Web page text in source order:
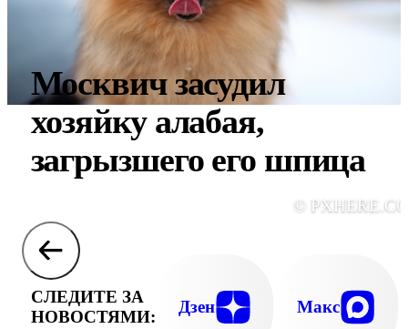
Москвич засудил
хозяйку алабая,
загрызшего его шпица
©
СЛЕДИТЕ ЗА
НОВОСТЯМИ:
Дзен Макс